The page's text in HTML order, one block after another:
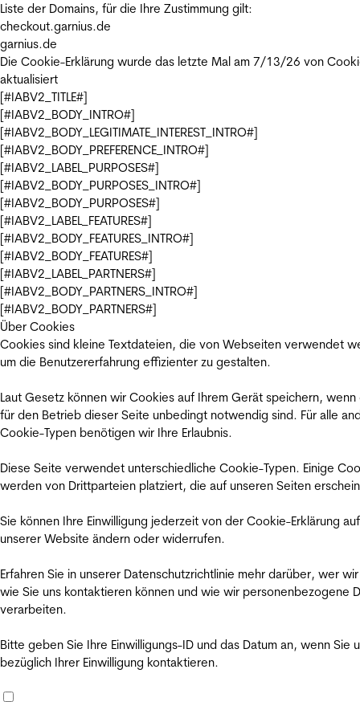
Liste der Domains, für die Ihre Zustimmung gilt:
checkout.garnius.de
garnius.de
Die Cookie-Erklärung wurde das letzte Mal am 7/13/26 von
aktualisiert
[#IABV2_TITLE#]
[#IABV2_BODY_INTRO#]
[#IABV2_BODY_LEGITIMATE_INTEREST_INTRO#]
[#IABV2_BODY_PREFERENCE_INTRO#]
[#IABV2_LABEL_PURPOSES#]
[#IABV2_BODY_PURPOSES_INTRO#]
[#IABV2_BODY_PURPOSES#]
[#IABV2_LABEL_FEATURES#]
[#IABV2_BODY_FEATURES_INTRO#]
[#IABV2_BODY_FEATURES#]
[#IABV2_LABEL_PARTNERS#]
[#IABV2_BODY_PARTNERS_INTRO#]
[#IABV2_BODY_PARTNERS#]
Über Cookies
Cookies sind kleine Textdateien, die von Webseiten verwendet
um die Benutzererfahrung effizienter zu gestalten.
Laut Gesetz können wir Cookies auf Ihrem Gerät speichern, wenn
für den Betrieb dieser Seite unbedingt notwendig sind. Für alle
Cookie-Typen benötigen wir Ihre Erlaubnis.
Diese Seite verwendet unterschiedliche Cookie-Typen. Einige
werden von Drittparteien platziert, die auf unseren Seiten
Sie können Ihre Einwilligung jederzeit von der Cookie-Erklärung auf
unserer Website ändern oder widerrufen.
Erfahren Sie in unserer Datenschutzrichtlinie mehr darüber, wer
wie Sie uns kontaktieren können und wie wir personenbezogene
verarbeiten.
Bitte geben Sie Ihre Einwilligungs-ID und das Datum an, wenn Sie
bezüglich Ihrer Einwilligung kontaktieren.